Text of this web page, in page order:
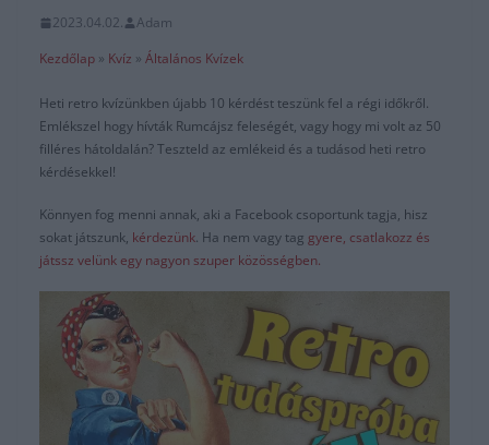
2023.04.02.
Adam
Kezdőlap » Kvíz » Általános Kvízek
Heti retro kvízünkben újabb 10 kérdést teszünk fel a régi időkről.
Emlékszel hogy hívták Rumcájsz feleségét, vagy hogy mi volt az 50
filléres hátoldalán? Teszteld az emlékeid és a tudásod heti retro
kérdésekkel!
Könnyen fog menni annak, aki a Facebook csoportunk tagja, hisz
sokat játszunk, kérdezünk. Ha nem vagy tag gyere, csatlakozz és
játssz velünk egy nagyon szuper közösségben.